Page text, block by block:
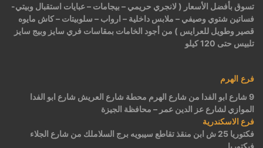
تسوق بأفضل الأسعار ( لانجري حريمي – بيجامات – عبايات استقبال وبيتي-
فساتين شتوي وصيفي – ملابس داخلية – ارواب – سلوبيتات – كاش مايوه
قصير وطويل للعرايس ) من أجود الخامات بمقاسات فري سايز وبيج سايز
تلبيس حتى 120 كيلو
فرع الهرم
9 شارع ابو الفدا من شارع الهرم محطة شارع العريش شارع ابو الفدا
الموازي لشارع عز الدين عمر – محافظة الجيزة
فرع الاسكندرية
فكتوريا 25 ش ابن منقذ تقاطع سيبويه برج السلاملك من شارع الجلاء
فيكتوريا